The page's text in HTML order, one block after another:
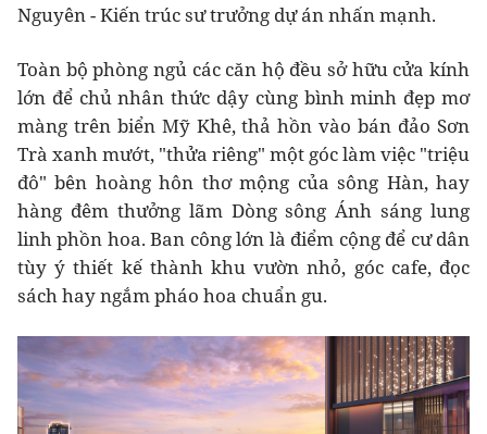
Nguyên - Kiến trúc sư trưởng dự án nhấn mạnh.
Toàn bộ phòng ngủ các căn hộ đều sở hữu cửa kính
lớn để chủ nhân thức dậy cùng bình minh đẹp mơ
màng trên biển Mỹ Khê, thả hồn vào bán đảo Sơn
Trà xanh mướt, "thửa riêng" một góc làm việc "triệu
đô" bên hoàng hôn thơ mộng của sông Hàn, hay
hàng đêm thưởng lãm Dòng sông Ánh sáng lung
linh phồn hoa. Ban công lớn là điểm cộng để cư dân
tùy ý thiết kế thành khu vườn nhỏ, góc cafe, đọc
sách hay ngắm pháo hoa chuẩn gu.